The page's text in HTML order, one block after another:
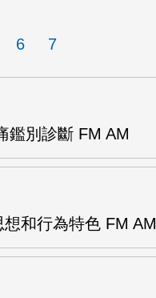
6 7
鑑別診斷 FM AM
和行為特色 FM AM